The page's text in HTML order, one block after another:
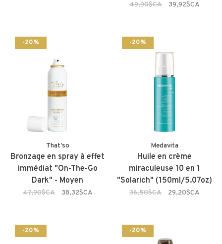
49,90$CA 39,92$CA
-20%
That'so
Bronzage en spray à effet
immédiat "On-The-Go
Dark" - Moyen
47,90$CA 38,32$CA
-20%
Medavita
Huile en crème
miraculeuse 10 en 1
"Solarich" (150ml/5.07oz)
36,50$CA 29,20$CA
-20% -20%